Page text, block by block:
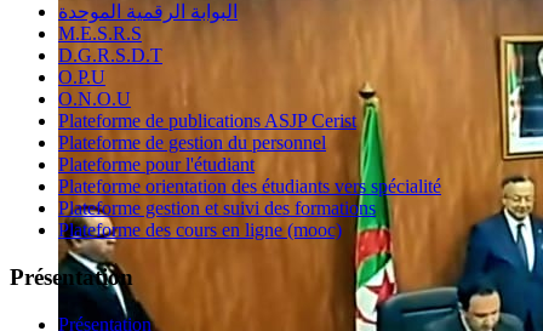
البوابة الرقمية الموحدة
M.E.S.R.S
D.G.R.S.D.T
O.P.U
O.N.O.U
Plateforme de publications ASJP Cerist
Plateforme de gestion du personnel
Plateforme pour l'étudiant
Plateforme orientation des étudiants vers spécialité
Plateforme gestion et suivi des formations
Plateforme des cours en ligne (mooc)
Présentation
Présentation